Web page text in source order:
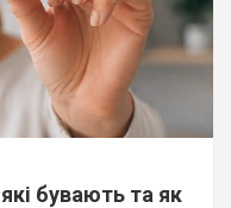
бувають та як